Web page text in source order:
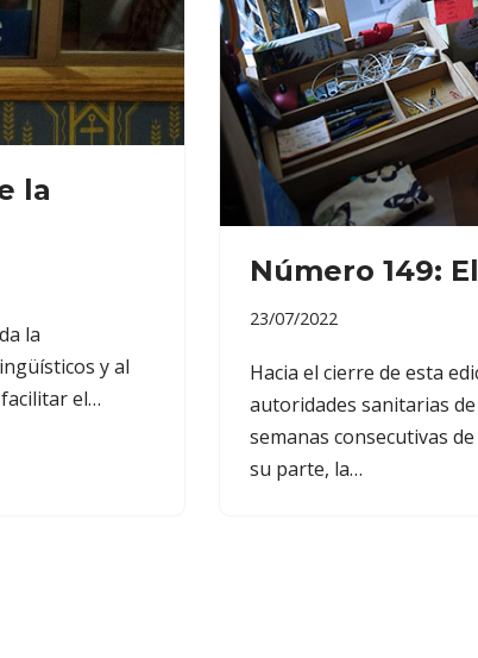
la
la
y al
el…
Número 149:
23/07/2022
Hacia el cierre de esta
autoridades sanitarias
semanas consecutivas
su parte, la…